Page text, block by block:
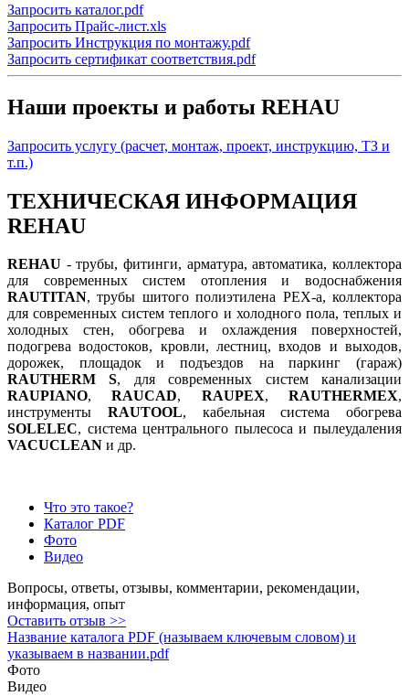
Запросить каталог.pdf
Запросить Прайс-лист.xls
Запросить Инструкция по монтажу.pdf
Запросить сертификат соответствия.pdf
Наши проекты и работы REHAU
Запросить услугу (расчет, монтаж, проект, инструкцию, ТЗ и
т.п.)
ТЕХНИЧЕСКАЯ ИНФОРМАЦИЯ
REHAU
REHAU - трубы, фитинги, арматура, автоматика, коллектора
для современных систем отопления и водоснабжения
RAUTITAN, трубы шитого полиэтилена PEX-a, коллектора
для современных систем теплого и холодного пола, теплых и
холодных стен, обогрева и охлаждения поверхностей,
подогрева водостоков, кровли, лестниц, входов и выходов,
дорожек, площадок и подъездов на паркинг (гараж)
RAUTHERM S, для современных систем канализации
RAUPIANO,RAUCAD, RAUPEX,RAUTHERMEX,
инструменты RAUTOOL, кабельная система обогрева
SOLELEC, система центрального пылесоса и пылеудаления
VACUCLEAN и др.
Что это такое?
Каталог PDF
Фото
Видео
Вопросы, ответы, отзывы, комментарии, рекомендации,
информация, опыт
Оставить отзыв >>
Название каталога PDF (называем ключевым словом) и
указываем в названии.pdf
Фото
Видео